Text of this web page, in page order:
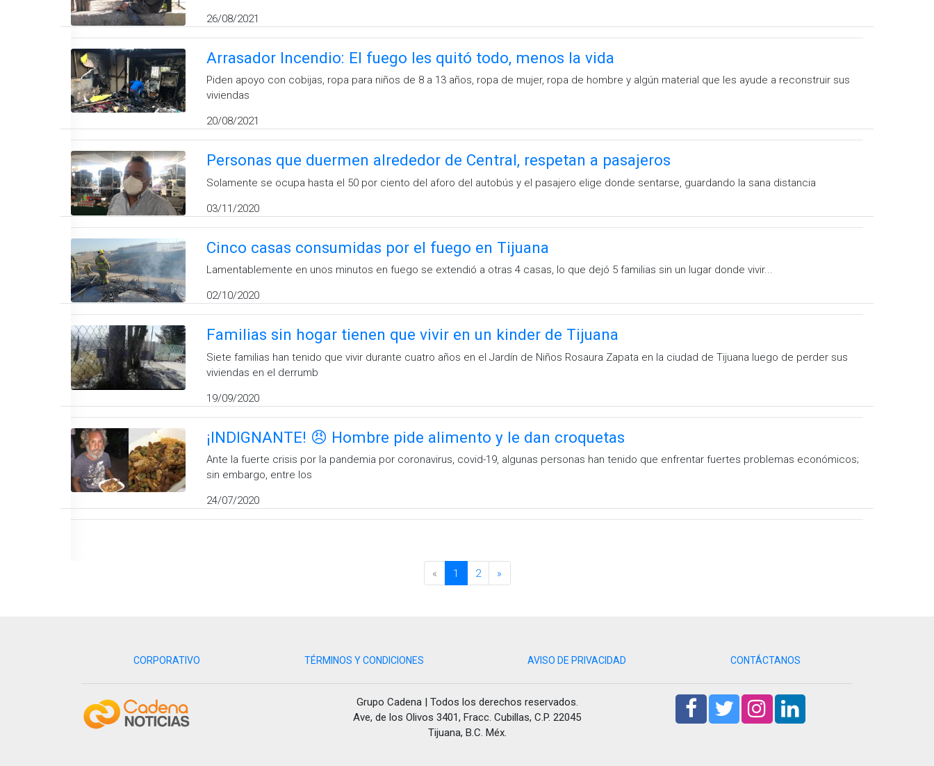
26/08/2021
Arrasador Incendio: El fuego les quitó todo, menos la vida
Piden apoyo con cobijas, ropa para niños de 8 a 13 años, ropa de mujer, ropa de hombre y algún material que les ayude a reconstruir sus
viviendas
20/08/2021
Personas que duermen alrededor de Central, respetan a pasajeros
Solamente se ocupa hasta el 50 por ciento del aforo del autobús y el pasajero elige donde sentarse, guardando la sana distancia
03/11/2020
Cinco casas consumidas por el fuego en Tijuana
Lamentablemente en unos minutos en fuego se extendió a otras 4 casas, lo que dejó 5 familias sin un lugar donde vivir...
02/10/2020
Familias sin hogar tienen que vivir en un kinder de Tijuana
Siete familias han tenido que vivir durante cuatro años en el Jardín de Niños Rosaura Zapata en la ciudad de Tijuana luego de perder sus
viviendas en el derrumb
19/09/2020
¡INDIGNANTE! 😠 Hombre pide alimento y le dan croquetas
Ante la fuerte crisis por la pandemia por coronavirus, covid-19, algunas personas han tenido que enfrentar fuertes problemas económicos;
sin embargo, entre los
24/07/2020
« 1 2 »
CORPORATIVO TÉRMINOS Y CONDICIONES AVISO DE PRIVACIDAD CONTÁCTANOS
Grupo Cadena | Todos los derechos reservados.
Ave, de los Olivos 3401, Fracc. Cubillas, C.P. 22045
Tijuana, B.C. Méx.